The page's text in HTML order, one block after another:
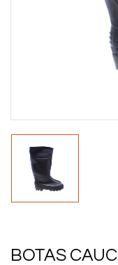
BOTAS